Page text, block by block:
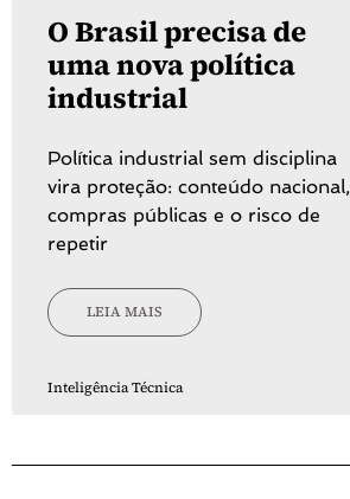
O Brasil precisa de
uma nova política
industrial
Política industrial sem disciplina
vira proteção: conteúdo nacional,
compras públicas e o risco de
repetir
LEIA MAIS
Inteligência Técnica